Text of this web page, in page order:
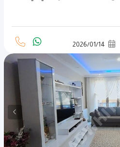
2026/01/14